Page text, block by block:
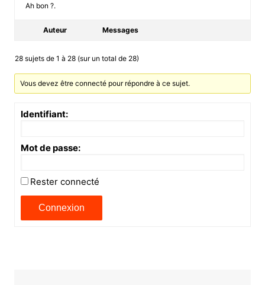
Ah bon ?.
Auteur Messages
28 sujets de 1 à 28 (sur un total de 28)
Vous devez être connecté pour répondre à ce sujet.
Identifiant:
Mot de passe:
Rester connecté
Connexion